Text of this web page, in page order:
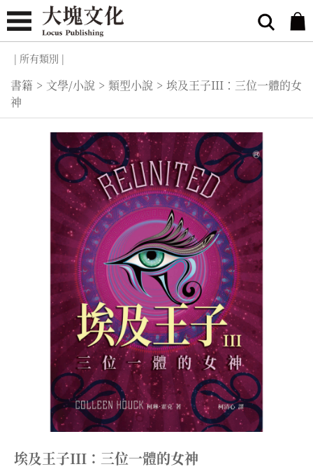
| 所有類別 |
書籍 > 文學/小說 > 類型小說 > 埃及王子III：三位一體的女
神
埃及王子III：三位一體的女神